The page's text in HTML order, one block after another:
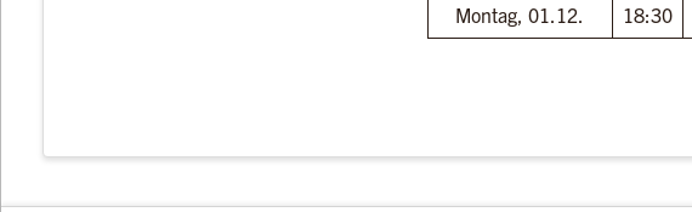
Montag, 01.12.
18:30